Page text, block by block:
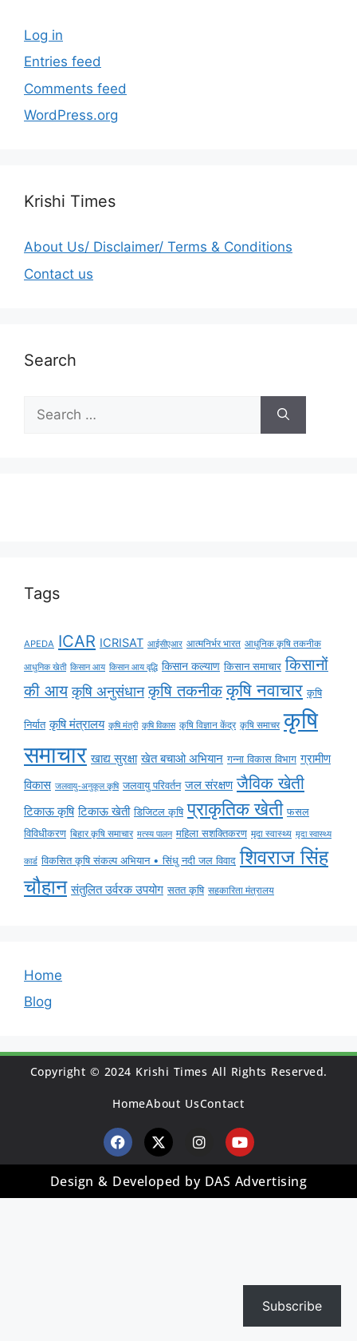
Log in
Entries feed
Comments feed
WordPress.org
Krishi Times
About Us/ Disclaimer/ Terms & Conditions
Contact us
Search
Tags
APEDA ICAR ICRISAT आईसीएआर आत्मनिर्भर भारत आधुनिक कृषि तकनीक
आधुनिक खेती किसान आय किसान आय वृद्धि किसान कल्याण किसान समाचार किसानों
की आय कृषि अनुसंधान कृषि तकनीक कृषि नवाचार कृषि
निर्यात कृषि मंत्रालय कृषि मंत्री कृषि विकास कृषि विज्ञान केंद्र कृषि समाचर कृषि
समाचार खाद्य सुरक्षा खेत बचाओ अभियान गन्ना विकास विभाग ग्रामीण
विकास जलवायु-अनुकूल कृषि जलवायु परिवर्तन जल संरक्षण जैविक खेती
टिकाऊ कृषि टिकाऊ खेती डिजिटल कृषि प्राकृतिक खेती फसल
विविधीकरण बिहार कृषि समाचार मत्स्य पालन महिला सशक्तिकरण मृदा स्वास्थ्य मृदा स्वास्थ्य
कार्ड विकसित कृषि संकल्प अभियान • सिंधु नदी जल विवाद शिवराज सिंह
चौहान संतुलित उर्वरक उपयोग सतत कृषि सहकारिता मंत्रालय
Home
Blog
Copyright © 2024 Krishi Times All Rights Reserved.
HomeAbout UsContact
Design & Developed by DAS Advertising
Subscribe